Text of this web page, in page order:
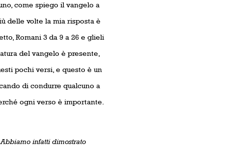
come spiego il vangelo a
delle volte la mia risposta è
Romani 3 da 9 a 26 e glieli
del vangelo è presente,
pochi versi, e questo è un
di condurre qualcuno a
ogni verso è importante.
infatti dimostrato